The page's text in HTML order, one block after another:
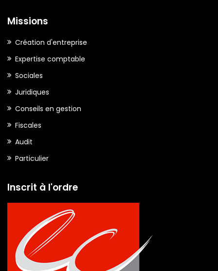
Missions
Création d'entreprise
Expertise comptable
Sociales
Juridiques
Conseils en gestion
Fiscales
Audit
Particulier
Inscrit à l'ordre